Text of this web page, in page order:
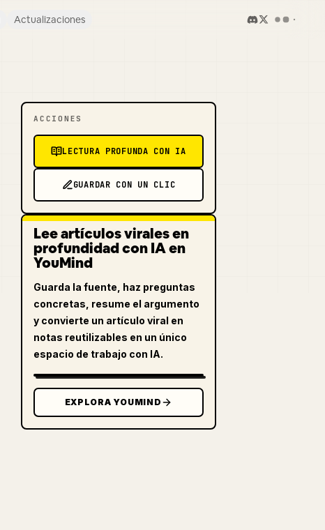
Actualizaciones
ACCIONES
LECTURA PROFUNDA CON IA
GUARDAR CON UN CLIC
Lee artículos virales en
profundidad con IA en
YouMind
Guarda la fuente, haz preguntas
concretas, resume el argumento
y convierte un artículo viral en
notas reutilizables en un único
espacio de trabajo con IA.
EXPLORA YOUMIND